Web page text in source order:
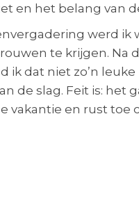
en het belang van
werd ik
te krijgen. Na
ik dat niet zo’n
de slag. Feit is:
vakantie en rust